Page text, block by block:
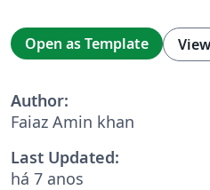
Open as Template
Author:
Faiaz Amin khan
Last Updated:
há 7 anos